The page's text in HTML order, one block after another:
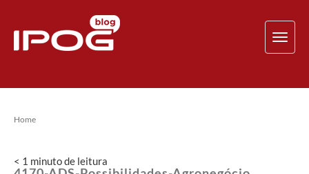
Home
< 1 minutode leitura